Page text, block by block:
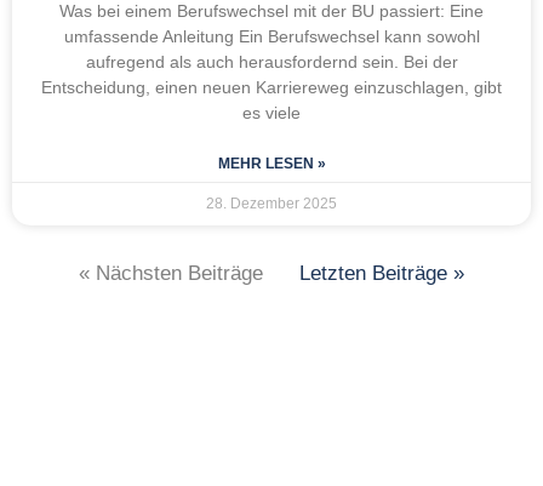
Was bei einem Berufswechsel mit der BU passiert: Eine
umfassende Anleitung Ein Berufswechsel kann sowohl
aufregend als auch herausfordernd sein. Bei der
Entscheidung, einen neuen Karriereweg einzuschlagen, gibt
es viele
MEHR LESEN »
28. Dezember 2025
« Nächsten Beiträge Letzten Beiträge »